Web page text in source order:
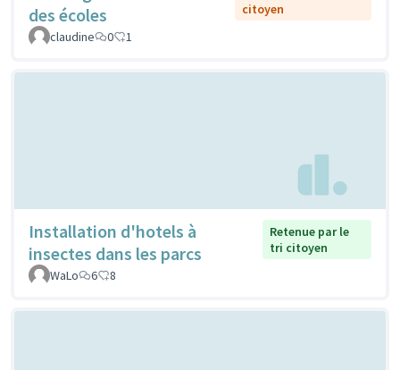
des écoles
citoyen
claudine
0 1
Installation d'hotels à
insectes dans les parcs
Retenue par le
tri citoyen
WaLo
6 8